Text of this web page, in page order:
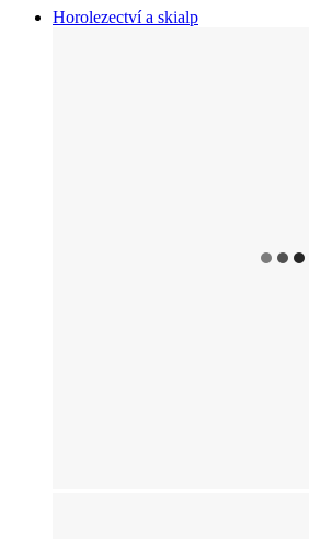
Horolezectví a skialp